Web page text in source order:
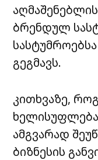
ბრენდულ
გეგმავს.
კითხვაზე,
ამგვარად
ბიზნესის